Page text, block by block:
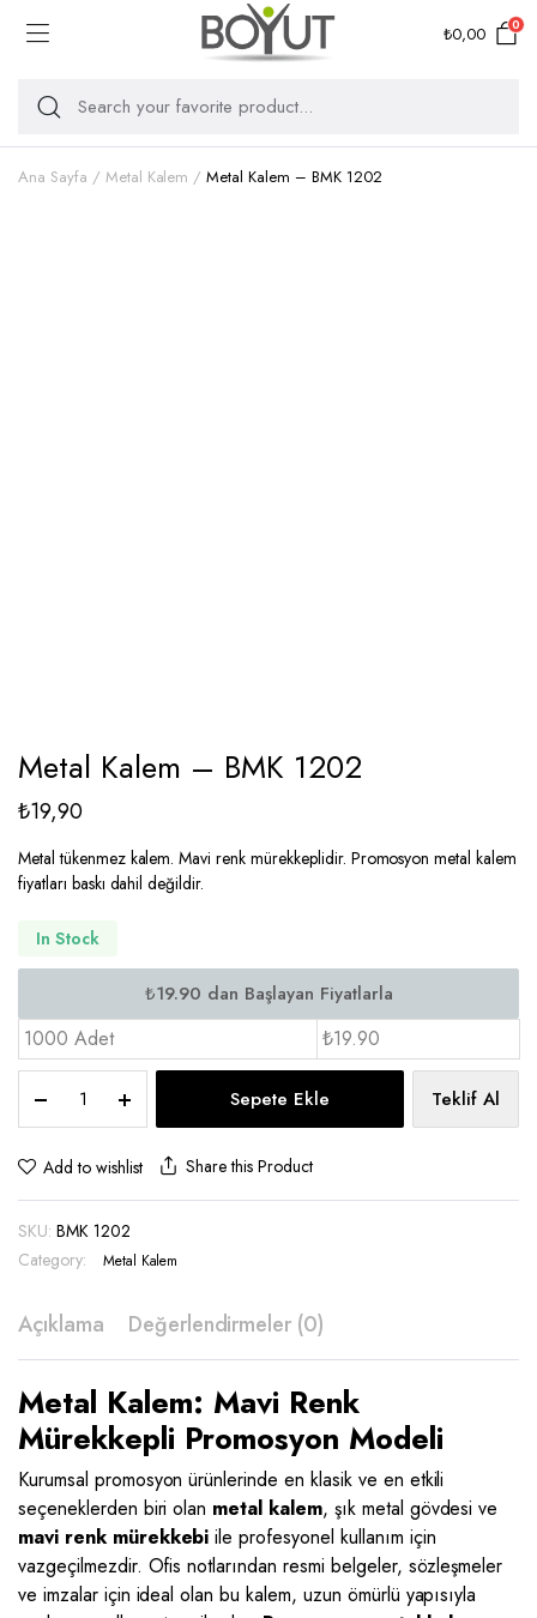
₺0,00 0
Ana Sayfa Metal Kalem Metal Kalem – BMK 1202
Metal Kalem – BMK 1202
₺19,90
Metal tükenmez kalem. Mavi renk mürekkeplidir. Promosyon metal kalem
fiyatları baskı dahil değildir.
In Stock
1000 Adet ₺19.90
Kalem
-
BMK
quantity
Sepete Ekle Teklif Al
Add to wishlist Share this Product
SKU: BMK 1202
Category:
Metal Kalem
Açıklama Değerlendirmeler (0)
Metal Kalem: Mavi Renk
Mürekkepli Promosyon Modeli
Kurumsal promosyon ürünlerinde en klasik ve en etkili
seçeneklerden biri olan metal kalem, şık metal gövdesi ve
mavi renk mürekkebi ile profesyonel kullanım için
vazgeçilmezdir. Ofis notlarından resmi belgeler, sözleşmeler
ve imzalar için ideal olan bu kalem, uzun ömürlü yapısıyla